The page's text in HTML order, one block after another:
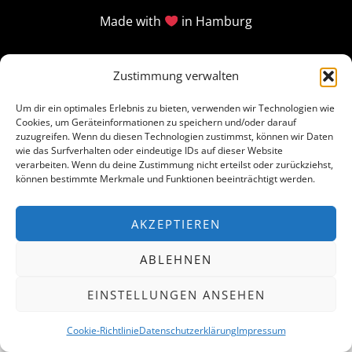
Zustimmung verwalten
Um dir ein optimales Erlebnis zu bieten, verwenden wir Technologien wie
Cookies, um Geräteinformationen zu speichern und/oder darauf
zuzugreifen. Wenn du diesen Technologien zustimmst, können wir Daten
wie das Surfverhalten oder eindeutige IDs auf dieser Website
verarbeiten. Wenn du deine Zustimmung nicht erteilst oder zurückziehst,
können bestimmte Merkmale und Funktionen beeinträchtigt werden.
AKZEPTIEREN
ABLEHNEN
EINSTELLUNGEN ANSEHEN
Cookie-RichtlinieDatenschutzerklärungImpressum
Made with in Hamburg